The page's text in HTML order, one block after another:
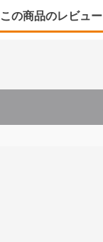
この商品のレビュー